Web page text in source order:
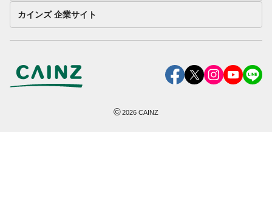
カインズ 企業サイト
©2026 CAINZ